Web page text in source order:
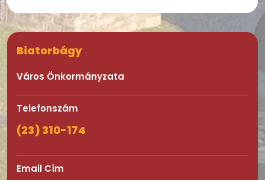
Biatorbágy
Város Önkormányzata
Telefonszám
(23) 310-174
Email Cím